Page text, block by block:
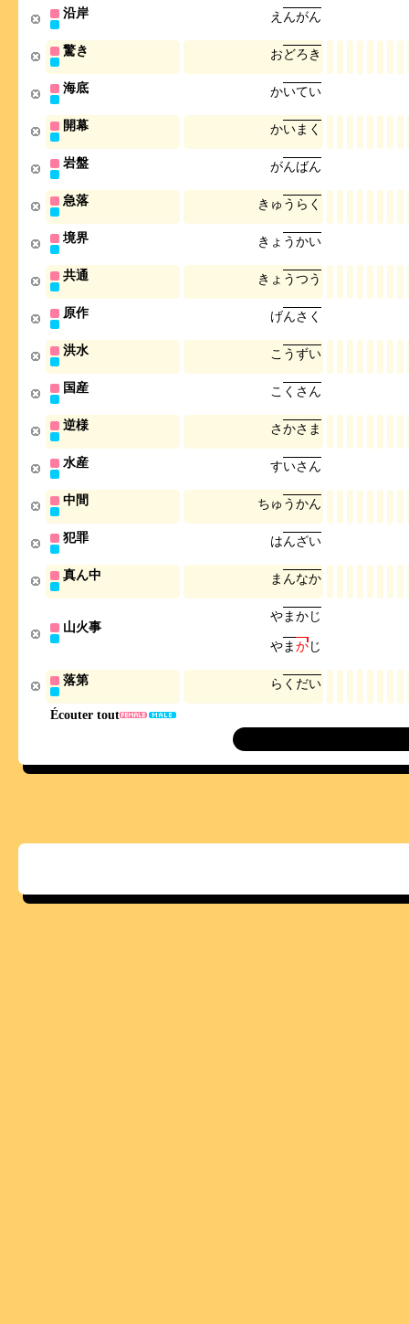
Écouter tout
沿岸 え んがん
驚き おどろ き
海底 かいてい
開幕 かいま く
岩盤 がんばん
急落 き ゅ う ら く
境界 き ょ うかい
共通 き ょ うつう
原作 げんさ く
洪水 こ うずい
国産 こ く さ ん
逆様 さかさ ま
水産 すいさ ん
中間 ちゅ うかん
犯罪 はんざい
真ん中 ま んなか
山火事
やまかじ
やまかじ
落第 ら く だい